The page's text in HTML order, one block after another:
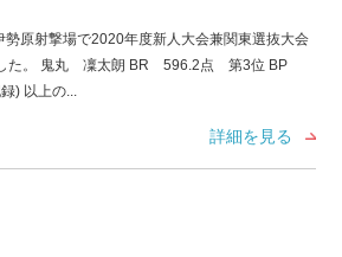
原射撃場で2020年度新人大会兼関東選抜大会
した。 鬼丸 凜太朗 BR 596.2点 第3位 BP
) 以上の...
詳細を見る